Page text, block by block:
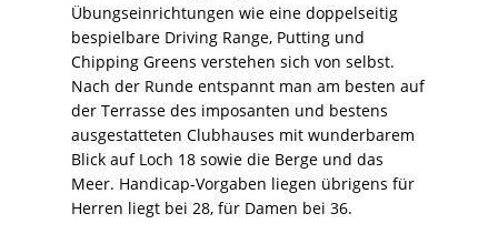
Übungseinrichtungen wie eine doppelseitig
bespielbare Driving Range, Putting und
Chipping Greens verstehen sich von selbst.
Nach der Runde entspannt man am besten auf
der Terrasse des imposanten und bestens
ausgestatteten Clubhauses mit wunderbarem
Blick auf Loch 18 sowie die Berge und das
Meer. Handicap-Vorgaben liegen übrigens für
Herren liegt bei 28, für Damen bei 36.